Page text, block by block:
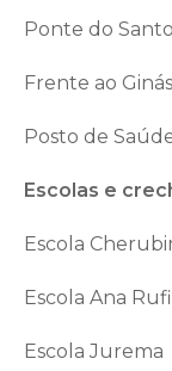
Ponte do
Frente ao
Posto de
Escolas e
Escola
Escola Ana
Escola Jurema